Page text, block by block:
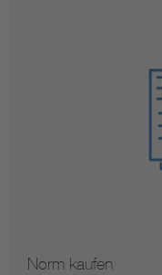
Norm kaufen